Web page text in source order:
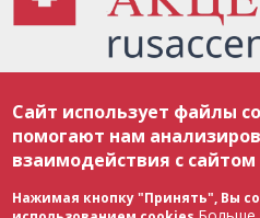
соответствии с законодательством
международными соглашениями.
материалов возможно только с
или частичного воспроизведения
ОБЯЗАТЕЛЬНА АКТИВНАЯ ГИПЕРССЫЛКА
текст. Фотоизображения, размещенные
ее исключительной собственностью.
Сайт использует файлы
помогают нам
взаимодействия с
Нажимая кнопку "Принять", Вы